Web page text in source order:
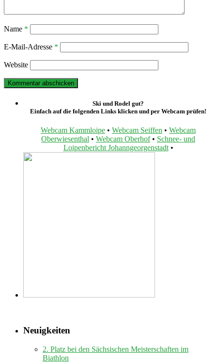
Name *
E-Mail-Adresse *
Website
Ski und Rodel gut?
Einfach auf die folgenden Links klicken und per Webcam prüfen!
Webcam Kammloipe • Webcam Seiffen • Webcam
Oberwiesenthal • Webcam Oberhof• Schnee- und
Loipenbericht Johanngeorgenstadt•
Neuigkeiten
2. Platz bei den Sächsischen Meisterschaften im
Biathlon